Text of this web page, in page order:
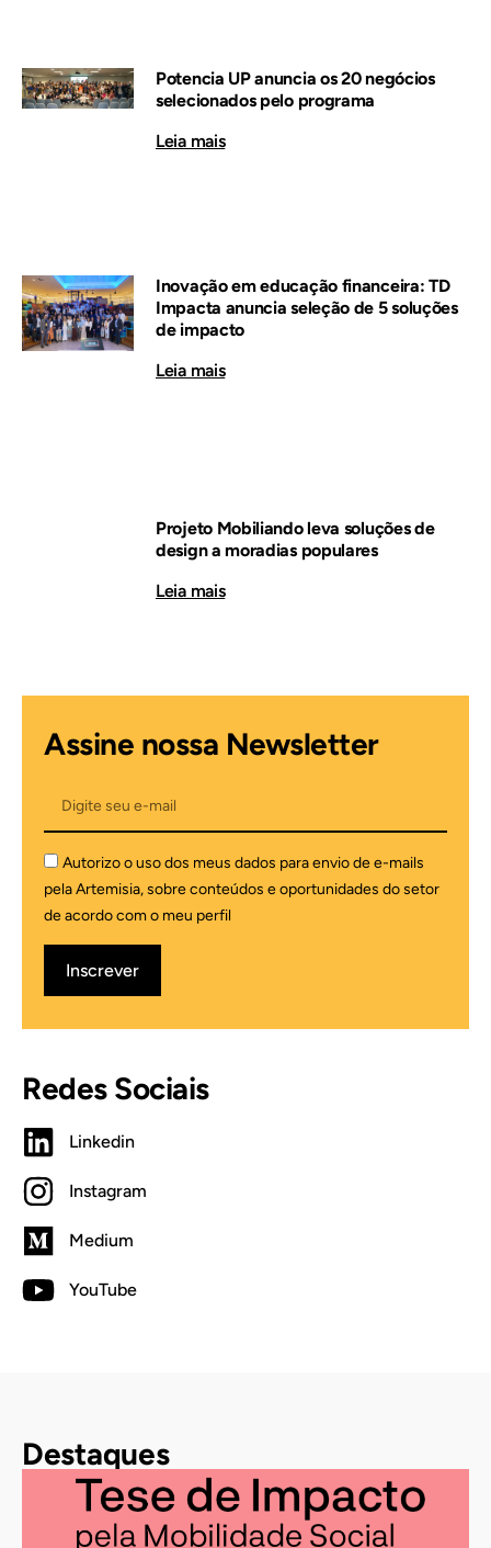
Potencia UP anuncia os 20 negócios
selecionados pelo programa
Leia mais
Inovação em educação financeira: TD
Impacta anuncia seleção de 5 soluções
de impacto
Leia mais
Projeto Mobiliando leva soluções de
design a moradias populares
Leia mais
Assine nossa Newsletter
Autorizo o uso dos meus dados para envio de e-mails
pela Artemisia, sobre conteúdos e oportunidades do setor
de acordo com o meu perfil
Inscrever
Redes Sociais
Linkedin
Instagram
Medium
YouTube
Destaques